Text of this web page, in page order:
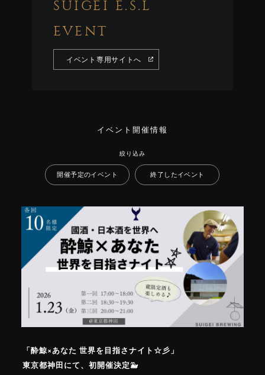
SUIGEI E.S.L
EVENT
イベント専用サイトへ
イベント開催情報
絞り込み
開催予定のイベント 終了したイベント
「酔鯨×あなた 世界を目指さナイト☆彡」
東京都神田にて、初開催決定🐳